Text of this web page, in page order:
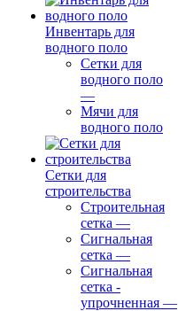
Инвентарь для
водного поло
Сетки для
водного поло
—
Мячи для
водного поло
Сетки для
строительства
Строительная
сетка —
Сигнальная
сетка —
Сигнальная
сетка -
упрочненная —